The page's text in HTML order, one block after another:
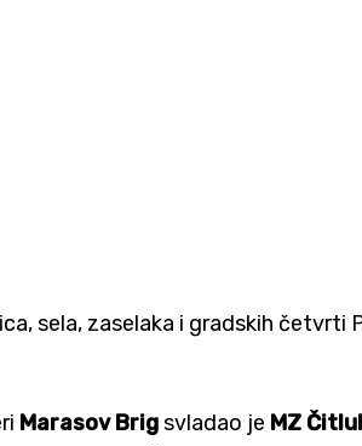
sela, zaselaka i gradskih
Marasov Brigsvladao je MZ